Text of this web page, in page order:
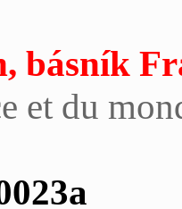
básník
et du